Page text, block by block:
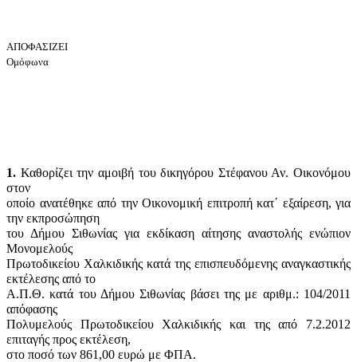
ΑΠΟΦΑΣΙΖΕΙ
Ομόφωνα
1. Καθορίζει την αμοιβή του δικηγόρου Στέφανου Αν. Οικονόμου
στον
οποίο ανατέθηκε από την Οικονομική επιτροπή κατ΄ εξαίρεση, για
την εκπροσώπηση
του Δήμου Σιθωνίας για εκδίκαση αίτησης αναστολής ενώπιον
Μονομελούς
Πρωτοδικείου Χαλκιδικής κατά της επισπευδόμενης αναγκαστικής
εκτέλεσης από το
Α.Π.Θ. κατά του Δήμου Σιθωνίας βάσει της με αριθμ.: 104/2011
απόφασης
Πολυμελούς Πρωτοδικείου Χαλκιδικής και της από 7.2.2012
επιταγής προς εκτέλεση,
στο ποσό των 861,00 ευρώ με ΦΠΑ.